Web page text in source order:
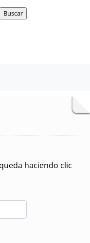
haciendo clic